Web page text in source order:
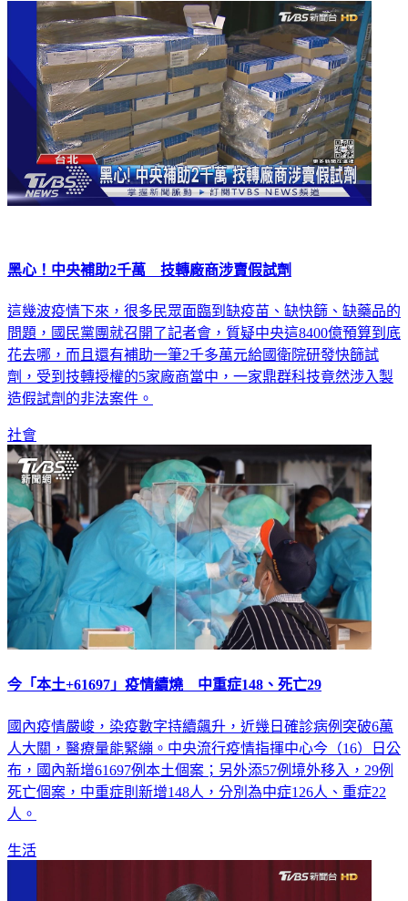
黑心！中央補助2千萬 技轉廠商涉賣假試劑
這幾波疫情下來，很多民眾面臨到缺疫苗、缺快篩、缺藥品的
問題，國民黨團就召開了記者會，質疑中央這8400億預算到底
花去哪，而且還有補助一筆2千多萬元給國衛院研發快篩試
劑，受到技轉授權的5家廠商當中，一家鼎群科技竟然涉入製
造假試劑的非法案件。
社會
今「本土+61697」疫情續燒 中重症148、死亡29
國內疫情嚴峻，染疫數字持續飆升，近幾日確診病例突破6萬
人大關，醫療量能緊繃。中央流行疫情指揮中心今（16）日公
布，國內新增61697例本土個案；另外添57例境外移入，29例
死亡個案，中重症則新增148人，分別為中症126人、重症22
人。
生活